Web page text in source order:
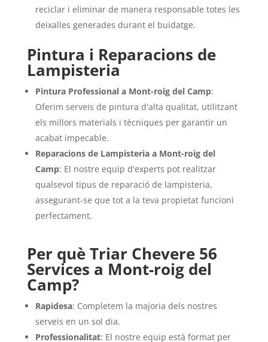
reciclar i eliminar de manera responsable totes les
deixalles generades durant el buidatge.
Pintura i Reparacions de
Lampisteria
Pintura Professional a Mont-roig del Camp:
Oferim serveis de pintura d'alta qualitat, utilitzant
els millors materials i tècniques per garantir un
acabat impecable.
Reparacions de Lampisteria a Mont-roig del
Camp: El nostre equip d'experts pot realitzar
qualsevol tipus de reparació de lampisteria,
assegurant-se que tot a la teva propietat funcioni
perfectament.
Per què Triar Chevere 56
Services a Mont-roig del
Camp?
Rapidesa: Completem la majoria dels nostres
serveis en un sol dia.
Professionalitat: El nostre equip està format per